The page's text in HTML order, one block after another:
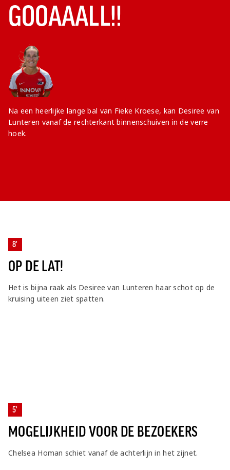
GOOAAALL!!
Na een heerlijke lange bal van Fieke Kroese, kan Desiree van
Lunteren vanaf de rechterkant binnenschuiven in de verre
hoek.
8'
OP DE LAT!
Het is bijna raak als Desiree van Lunteren haar schot op de
kruising uiteen ziet spatten.
5'
MOGELIJKHEID VOOR DE BEZOEKERS
Chelsea Homan schiet vanaf de achterlijn in het zijnet.